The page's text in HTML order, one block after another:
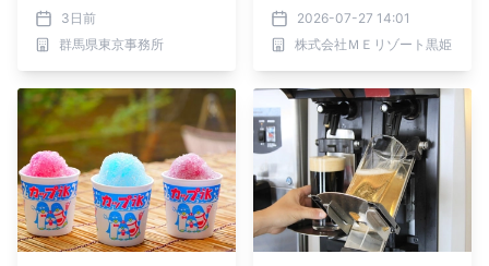
ティヴァル」開幕！（8月
17日から）
3日前
群馬県東京事務所
きゅうフェス」開催
2026-07-27 14:01
株式会社ＭＥリゾート黒姫